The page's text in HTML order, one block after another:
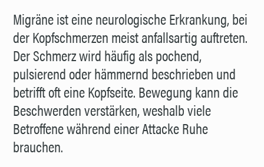
Migräne ist eine neurologische Erkrankung, bei
der Kopfschmerzen meist anfallsartig auftreten.
Der Schmerz wird häufig als pochend,
pulsierend oder hämmernd beschrieben und
betrifft oft eine Kopfseite. Bewegung kann die
Beschwerden verstärken, weshalb viele
Betroffene während einer Attacke Ruhe
brauchen.